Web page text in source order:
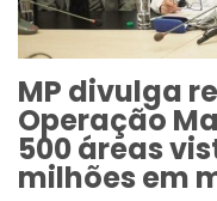
MP divulga
Operação
500 áreas
milhões em